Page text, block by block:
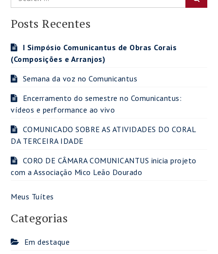
for:
Posts Recentes
I Simpósio Comunicantus de Obras Corais
(Composições e Arranjos)
Semana da voz no Comunicantus
Encerramento do semestre no Comunicantus:
vídeos e performance ao vivo
COMUNICADO SOBRE AS ATIVIDADES DO CORAL
DA TERCEIRA IDADE
CORO DE CÂMARA COMUNICANTUS inicia projeto
com a Associação Mico Leão Dourado
Meus Tuítes
Categorias
Em destaque